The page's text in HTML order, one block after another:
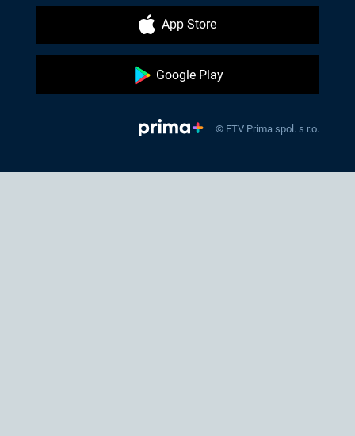
App Store
Google Play
© FTV Prima spol. s r.o.